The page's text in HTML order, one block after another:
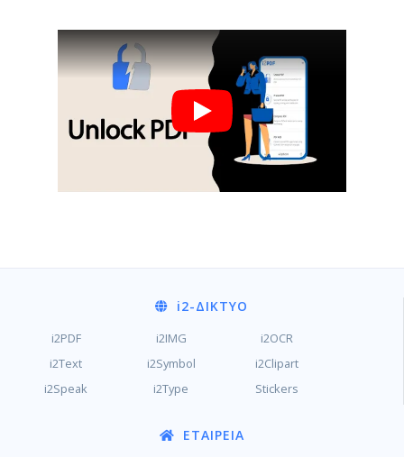
i2-ΔΊΚΤΥΟ
i2PDF i2IMG
i2OCR
i2Text
i2Symbol
i2Clipart
i2Speak
i2Type Stickers
ΕΤΑΙΡΕΊΑ